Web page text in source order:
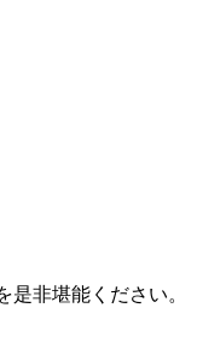
非堪能ください。